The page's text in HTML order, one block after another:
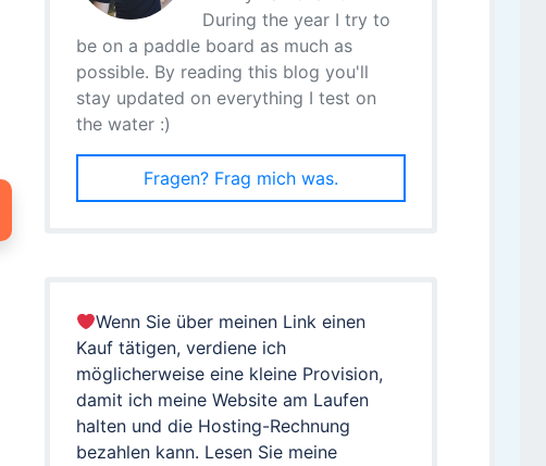
During the year I try to
be on a paddle board as much as
possible. By reading this blog you'll
stay updated on everything I test on
the water :)
Fragen? Frag mich was.
Wenn Sie über meinen Link einen
Kauf tätigen, verdiene ich
möglicherweise eine kleine Provision,
damit ich meine Website am Laufen
halten und die Hosting-Rechnung
bezahlen kann. Lesen Sie meine